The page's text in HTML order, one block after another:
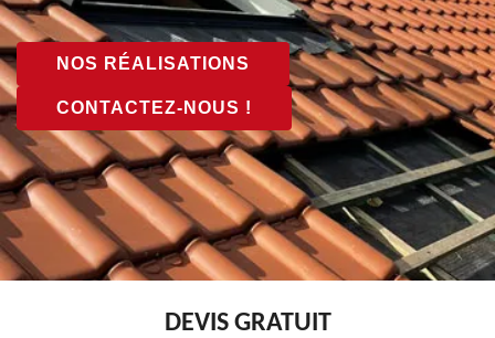
NOS RÉALISATIONS
CONTACTEZ-NOUS !
DEVIS GRATUIT